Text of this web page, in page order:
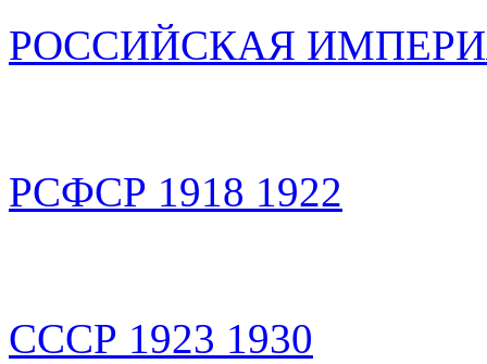
РОССИЙСКАЯ
РСФСР 1918 1922
СССР 1923 1930